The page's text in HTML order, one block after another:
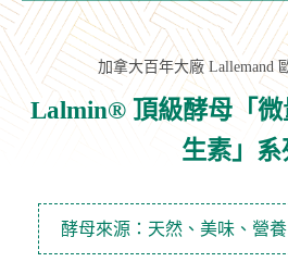
加拿大百年大廠 Lallemand
Lalmin® 頂級酵母「
生素」系
酵母來源：天然、美味、營